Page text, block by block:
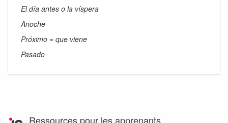
El día antes o la víspera
Anoche
Próximo = que viene
Pasado
Ressources pour les apprenants